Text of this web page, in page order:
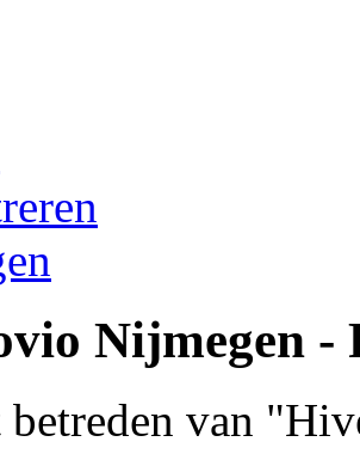
Nijmegen -
betreden van